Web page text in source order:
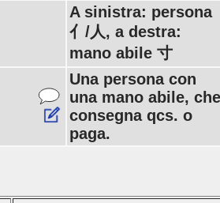
A sinistra: persona
亻/人, a destra:
mano abile 寸
Una persona con
una mano abile, che
consegna qcs. o
paga.